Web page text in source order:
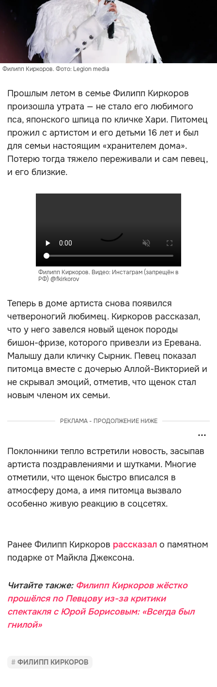
Филипп Киркоров. Фото: Legion media
Прошлым летом в семье Филипп Киркоров
произошла утрата — не стало его любимого
пса, японского шпица по кличке Хари. Питомец
прожил с артистом и его детьми 16 лет и был
для семьи настоящим «хранителем дома».
Потерю тогда тяжело переживали и сам певец,
и его близкие.
Филипп Киркоров. Видео: Инстаграм (запрещён в
РФ) @fkirkorov
Теперь в доме артиста снова появился
четвероногий любимец. Киркоров рассказал,
что у него завелся новый щенок породы
бишон-фризе, которого привезли из Еревана.
Малышу дали кличку Сырник. Певец показал
питомца вместе с дочерью Аллой-Викторией и
не скрывал эмоций, отметив, что щенок стал
новым членом их семьи.
РЕКЛАМА - ПРОДОЛЖЕНИЕ НИЖЕ
Поклонники тепло встретили новость, засыпав
артиста поздравлениями и шутками. Многие
отметили, что щенок быстро вписался в
атмосферу дома, а имя питомца вызвало
особенно живую реакцию в соцсетях.
Ранее Филипп Киркоров рассказал о памятном
подарке от Майкла Джексона.
Читайте также: Филипп Киркоров жёстко
прошёлся по Певцову из-за критики
спектакля с Юрой Борисовым: «Всегда был
гнилой»
ФИЛИПП КИРКОРОВ